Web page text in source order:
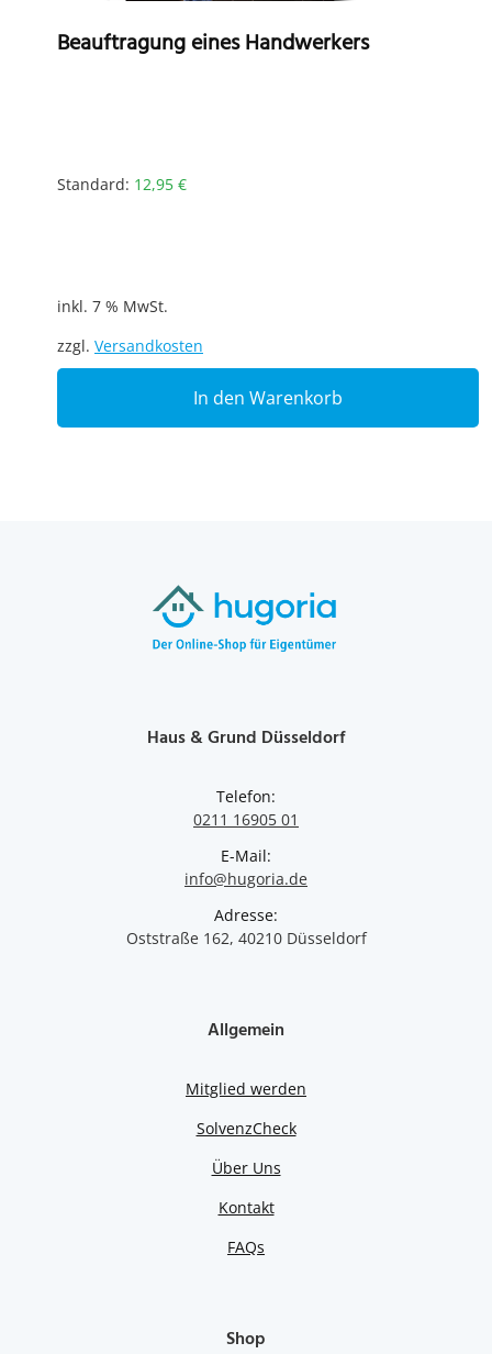
Beauftragung eines Handwerkers
Standard: 12,95 €
inkl. 7 % MwSt.
zzgl. Versandkosten
In den Warenkorb
Haus & Grund Düsseldorf
Telefon:
0211 16905 01
E-Mail:
info@hugoria.de
Adresse:
Oststraße 162, 40210 Düsseldorf
Allgemein
Mitglied werden
SolvenzCheck
Über Uns
Kontakt
FAQs
Shop